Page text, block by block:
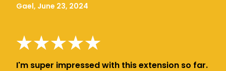
Gael, June 23, 2024
I'm super impressed with this extension so far.